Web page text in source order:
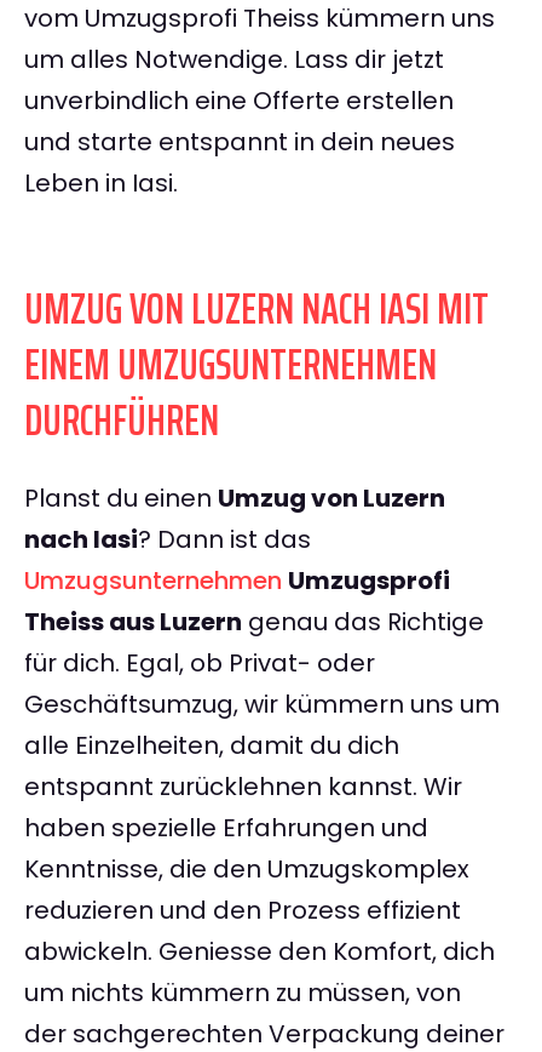
vom Umzugsprofi Theiss kümmern uns
um alles Notwendige. Lass dir jetzt
unverbindlich eine Offerte erstellen
und starte entspannt in dein neues
Leben in Iasi.
UMZUG VON LUZERN NACH IASI MIT
EINEM UMZUGSUNTERNEHMEN
DURCHFÜHREN
Planst du einen Umzug von Luzern
nach Iasi? Dann ist das
Umzugsunternehmen Umzugsprofi
Theiss aus Luzern genau das Richtige
für dich. Egal, ob Privat- oder
Geschäftsumzug, wir kümmern uns um
alle Einzelheiten, damit du dich
entspannt zurücklehnen kannst. Wir
haben spezielle Erfahrungen und
Kenntnisse, die den Umzugskomplex
reduzieren und den Prozess effizient
abwickeln. Geniesse den Komfort, dich
um nichts kümmern zu müssen, von
der sachgerechten Verpackung deiner